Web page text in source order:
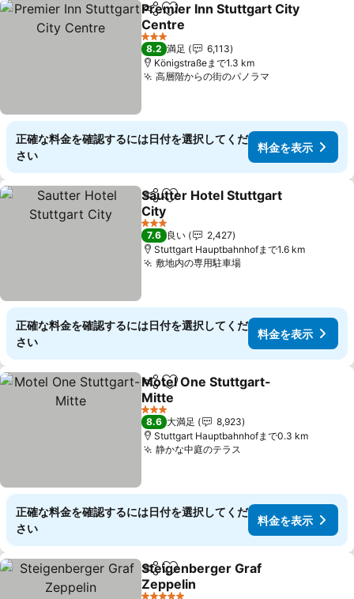
シェアお気に入りに追加
Premier Inn Stuttgart City
Centre
料金を表示
3 ホテルのランク
8.2 満足
6,113
Königstraßeまで1.3 km
高層階からの街のパノラマ
正確な料金を確認するには日付を選択してくだ
さい
料金を表示
シェアお気に入りに追加
Sautter Hotel Stuttgart
City
料金を表示
3 ホテルのランク
7.6 良い
2,427
Stuttgart Hauptbahnhofまで1.6 km
敷地内の専用駐車場料金を表示
正確な料金を確認するには日付を選択してくだ
さい
料金を表示
シェアお気に入りに追加
Motel One Stuttgart-
Mitte
料金を表示
3 ホテルのランク
8.6 大満足
8,923
Stuttgart Hauptbahnhofまで0.3 km
静かな中庭のテラス
正確な料金を確認するには日付を選択してくだ
さい
料金を表示
シェアお気に入りに追加
Steigenberger Graf
Zeppelin